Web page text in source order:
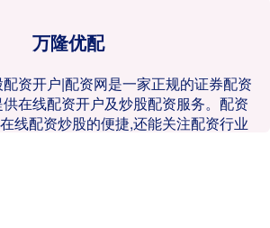
万隆优配
资开户|配资网是一家正规的证券配资
在线配资开户及炒股配资服务。配资
线配资炒股的便捷,还能关注配资行业